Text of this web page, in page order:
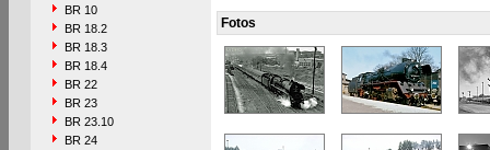
BR 10
BR 18.2
BR 18.3
BR 18.4
BR 22
BR 23
BR 23.10
BR 24
Fotos